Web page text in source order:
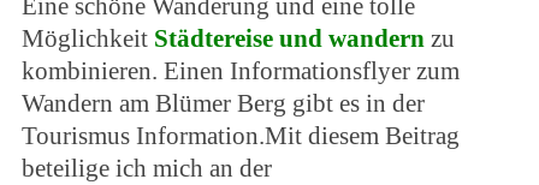
Eine schöne Wanderung und eine tolle
Möglichkeit Städtereise und wandern zu
kombinieren. Einen Informationsflyer zum
Wandern am Blümer Berg gibt es in der
Tourismus Information.Mit diesem Beitrag
beteilige ich mich an der